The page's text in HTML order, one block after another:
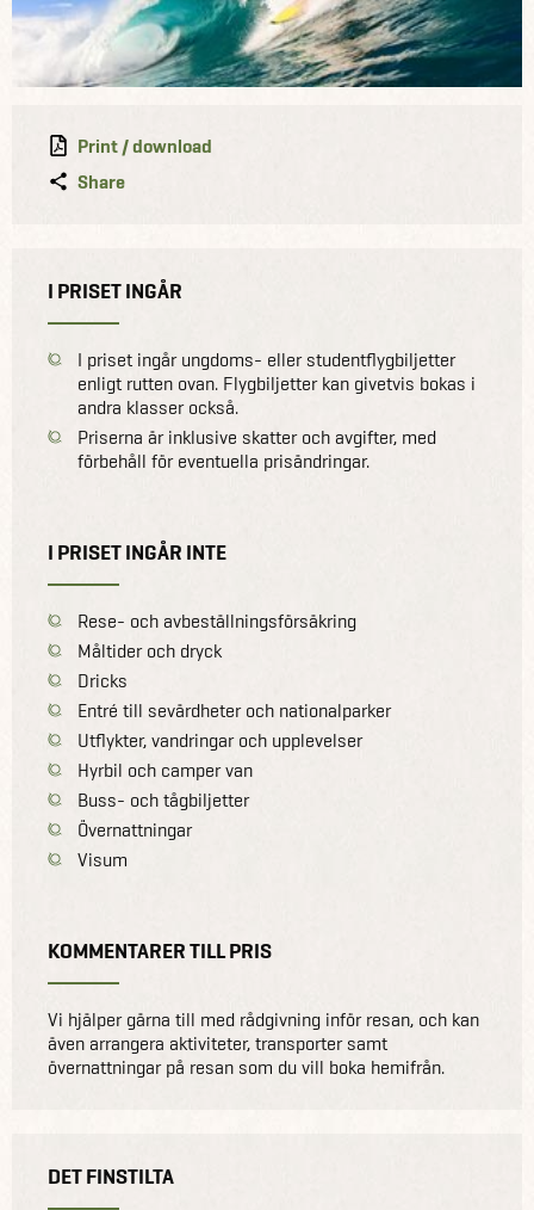
Print / download
Share
I PRISET INGÅR
I priset ingår ungdoms- eller studentflygbiljetter
enligt rutten ovan. Flygbiljetter kan givetvis bokas i
andra klasser också.
Priserna är inklusive skatter och avgifter, med
förbehåll för eventuella prisändringar.
I PRISET INGÅR INTE
Rese- och avbeställningsförsäkring
Måltider och dryck
Dricks
Entré till sevärdheter och nationalparker
Utflykter, vandringar och upplevelser
Hyrbil och camper van
Buss- och tågbiljetter
Övernattningar
Visum
KOMMENTARER TILL PRIS
Vi hjälper gärna till med rådgivning inför resan, och kan
även arrangera aktiviteter, transporter samt
övernattningar på resan som du vill boka hemifrån.
DET FINSTILTA